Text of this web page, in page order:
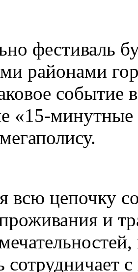
фестиваль
районами
событие
«15-минутные
всю цепочку
и
сотрудничает